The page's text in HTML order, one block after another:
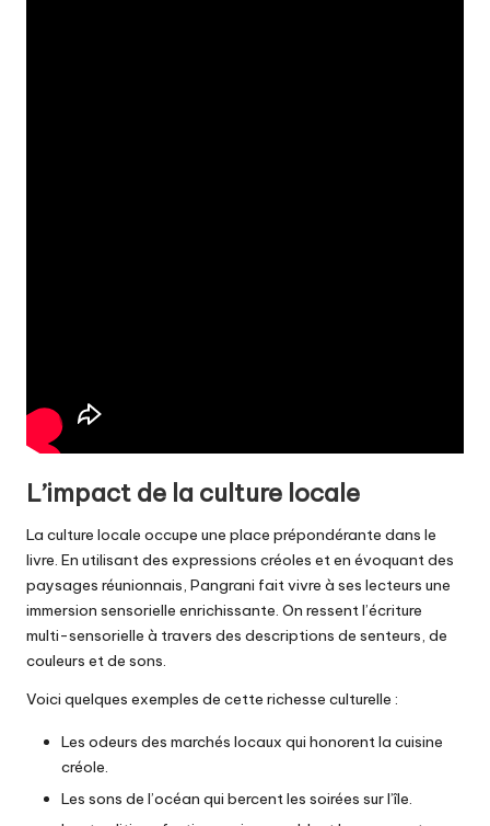
L’impact de la culture locale
La culture locale occupe une place prépondérante dans le
livre. En utilisant des expressions créoles et en évoquant des
paysages réunionnais, Pangrani fait vivre à ses lecteurs une
immersion sensorielle enrichissante. On ressent l’écriture
multi-sensorielle à travers des descriptions de senteurs, de
couleurs et de sons.
Voici quelques exemples de cette richesse culturelle :
Les odeurs des marchés locaux qui honorent la cuisine
créole.
Les sons de l’océan qui bercent les soirées sur l’île.